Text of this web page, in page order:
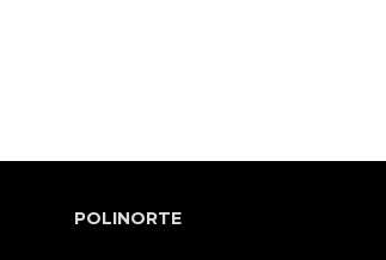
POLINORTE